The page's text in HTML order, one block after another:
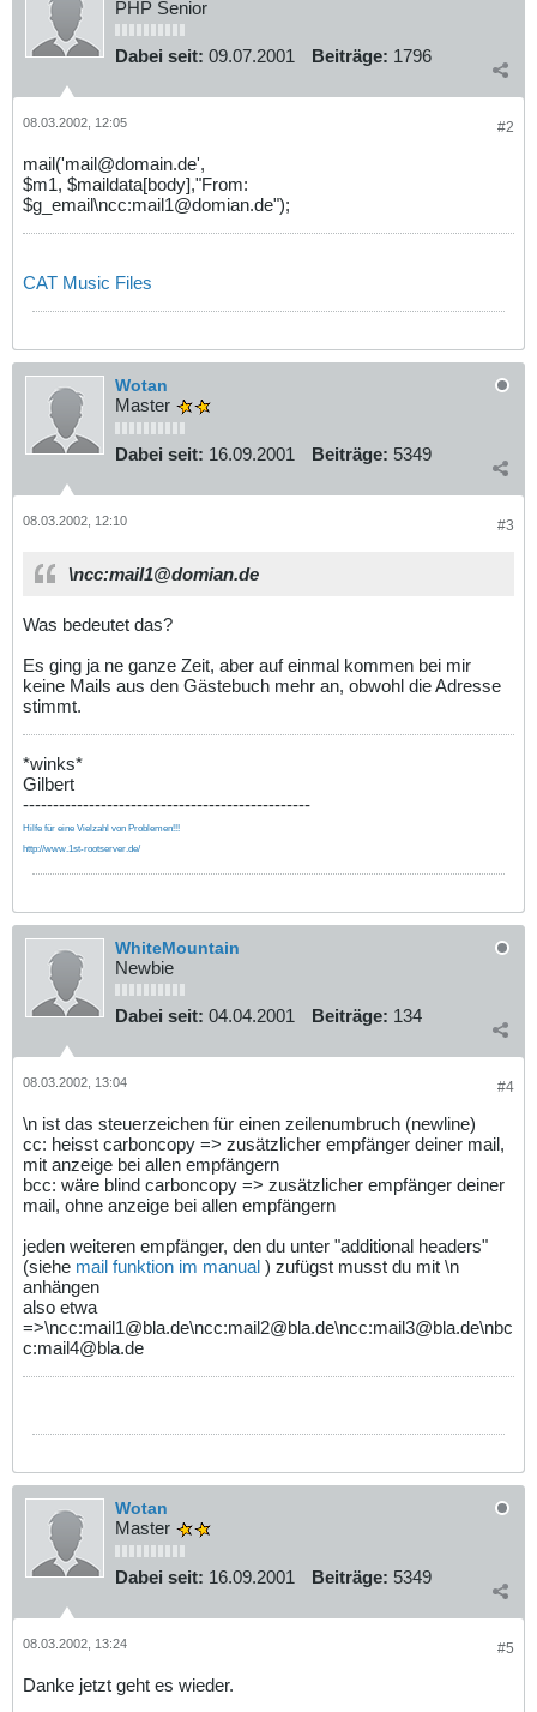
PHP Senior
Dabei seit: 09.07.2001 Beiträge: 1796
#2
08.03.2002, 12:05
mail('mail@domain.de',
$m1, $maildata[body],"From:
$g_email\ncc:mail1@domian.de");
CAT Music Files
Wotan
Master
Dabei seit: 16.09.2001 Beiträge: 5349
#3
08.03.2002, 12:10
\ncc:mail1@domian.de
Was bedeutet das?
Es ging ja ne ganze Zeit, aber auf einmal kommen bei mir
keine Mails aus den Gästebuch mehr an, obwohl die Adresse
stimmt.
*winks*
Gilbert
------------------------------------------------
Hilfe für eine Vielzahl von Problemen!!!
http://www.1st-rootserver.de/
WhiteMountain
Newbie
Dabei seit: 04.04.2001 Beiträge: 134
#4
08.03.2002, 13:04
\n ist das steuerzeichen für einen zeilenumbruch (newline)
cc: heisst carboncopy => zusätzlicher empfänger deiner mail,
mit anzeige bei allen empfängern
bcc: wäre blind carboncopy => zusätzlicher empfänger deiner
mail, ohne anzeige bei allen empfängern
jeden weiteren empfänger, den du unter "additional headers"
(siehe mail funktion im manual ) zufügst musst du mit \n
anhängen
also etwa
=>\ncc:mail1@bla.de\ncc:mail2@bla.de\ncc:mail3@bla.de\nbc
c:mail4@bla.de
Wotan
Master
Dabei seit: 16.09.2001 Beiträge: 5349
#5
08.03.2002, 13:24
Danke jetzt geht es wieder.